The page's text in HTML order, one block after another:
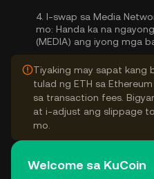
4. I-swap sa Media
mo: Handa ka na
(MEDIA) ang iyong mga
Tiyaking may sapat kang
tulad ng ETH sa
sa transaction fees.
at i-adjust ang slippage
mo.
Welcome sa KuCoin